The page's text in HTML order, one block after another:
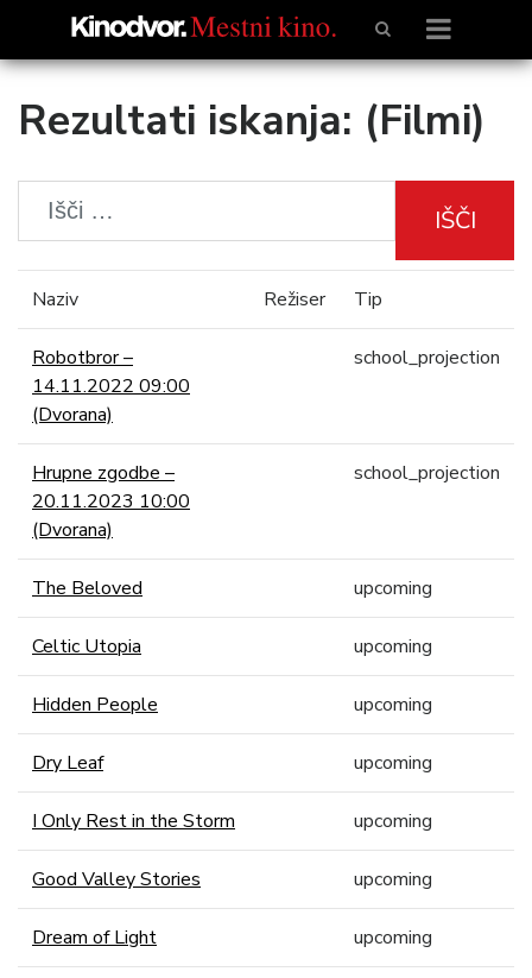
Rezultati iskanja: (Filmi)
IŠČI
Naziv Režiser Tip
Robotbror –
14.11.2022 09:00
(Dvorana)
school_projection
Hrupne zgodbe –
20.11.2023 10:00
(Dvorana)
school_projection
The Beloved upcoming
Celtic Utopia upcoming
Hidden People upcoming
Dry Leaf upcoming
I Only Rest in the Storm upcoming
Good Valley Stories upcoming
Dream of Light upcoming